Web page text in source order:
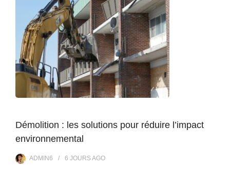
Démolition : les solutions pour réduire l’impact
environnemental
ADMIN6 6 JOURSAGO